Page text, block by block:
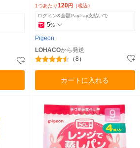
1つあたり120円 （税込）
ログイン&全額PayPay支払いで
5%
Pigeon
LOHACOから発送
（8）
カートに入れる